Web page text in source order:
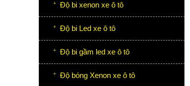
Độ bi xenon xe ô tô
Độ bi Led xe ô tô
Độ bi gầm led xe ô tô
Độ bóng Xenon xe ô tô